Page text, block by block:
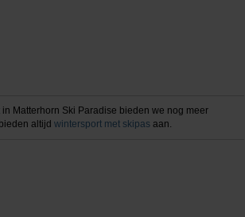
in Matterhorn Ski Paradise bieden we nog meer
altijd wintersport met skipas aan.